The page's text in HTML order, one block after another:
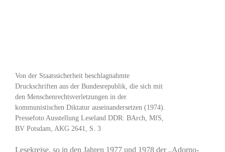
Von der Staatssicherheit beschlagnahmte
Druckschriften aus der Bundesrepublik, die sich mit
den Menschenrechtsverletzungen in der
kommunistischen Diktatur auseinandersetzen (1974).
Pressefoto Ausstellung Leseland DDR: BArch, MfS,
BV Potsdam, AKG 2641, S. 3
Lesekreise, so in den Jahren 1977 und 1978 der „Adorno-